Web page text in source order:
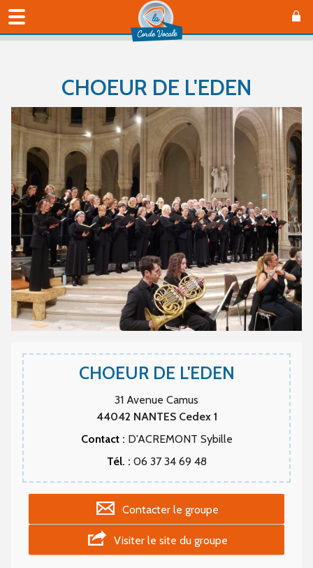
CHOEUR DE L'EDEN
CHOEUR DE L'EDEN
31 Avenue Camus
44042 NANTES Cedex 1
Contact : D'ACREMONT Sybille
Tél. : 06 37 34 69 48
Contacter le groupe
Visiter le site du groupe